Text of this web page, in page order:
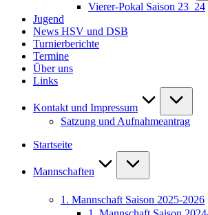
Vierer-Pokal Saison 23_24
Jugend
News HSV und DSB
Turnierberichte
Termine
Über uns
Links
Kontakt und Impressum
Satzung und Aufnahmeantrag
Startseite
Mannschaften
1. Mannschaft Saison 2025-2026